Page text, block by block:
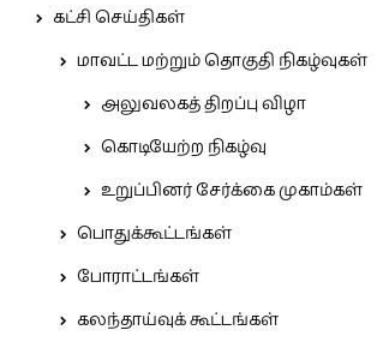
கட்சி செய்திகள்
மாவட்ட மற்றும் தொகுதி நிகழ்வுகள்
அலுவலகத் திறப்பு விழா
கொடியேற்ற நிகழ்வு
உறுப்பினர் சேர்க்கை முகாம்கள்
பொதுக்கூட்டங்கள்
போராட்டங்கள்
கலந்தாய்வுக் கூட்டங்கள்